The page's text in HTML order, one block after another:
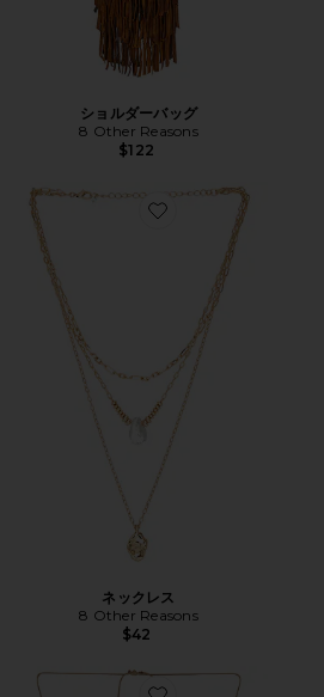
ショルダーバッグ
8 Other Reasons
$122
Favorite ネックレス
ネックレス
8 Other Reasons
$42